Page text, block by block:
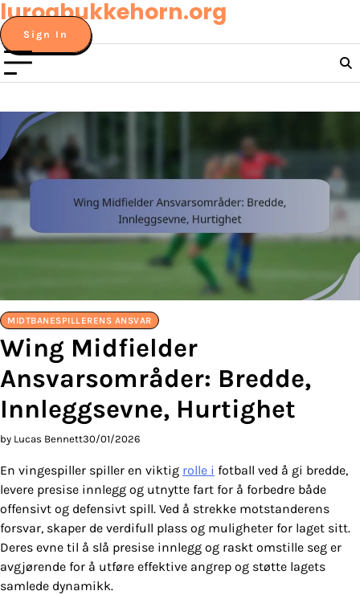
Skip
to
content
lurogbukkehorn.org
Sign In
MIDTBANESPILLERENS ANSVAR
Wing Midfielder
Ansvarsområder: Bredde,
Innleggsevne, Hurtighet
by Lucas Bennett30/01/2026
En vingespiller spiller en viktig rolle i fotball ved å gi bredde,
levere presise innlegg og utnytte fart for å forbedre både
offensivt og defensivt spill. Ved å strekke motstanderens
forsvar, skaper de verdifull plass og muligheter for laget sitt.
Deres evne til å slå presise innlegg og raskt omstille seg er
avgjørende for å utføre effektive angrep og støtte lagets
samlede dynamikk.